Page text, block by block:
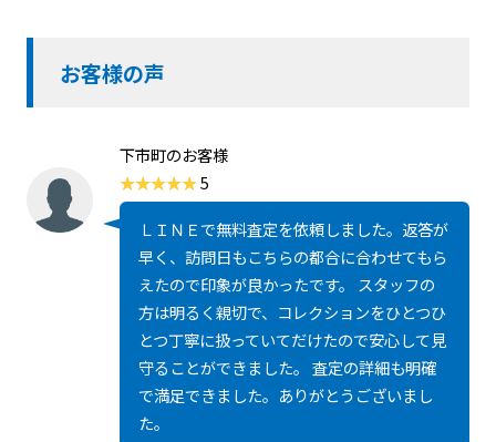
お客様の声
下市町のお客様
5
ＬＩＮＥで無料査定を依頼しました。返答が
早く、訪問日もこちらの都合に合わせてもら
えたので印象が良かったです。 スタッフの
方は明るく親切で、コレクションをひとつひ
とつ丁寧に扱っていてだけたので安心して見
守ることができました。 査定の詳細も明確
で満足できました。ありがとうございまし
た。